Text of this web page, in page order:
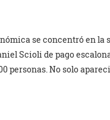
se concentró en la
Scioli de pago
personas. No solo